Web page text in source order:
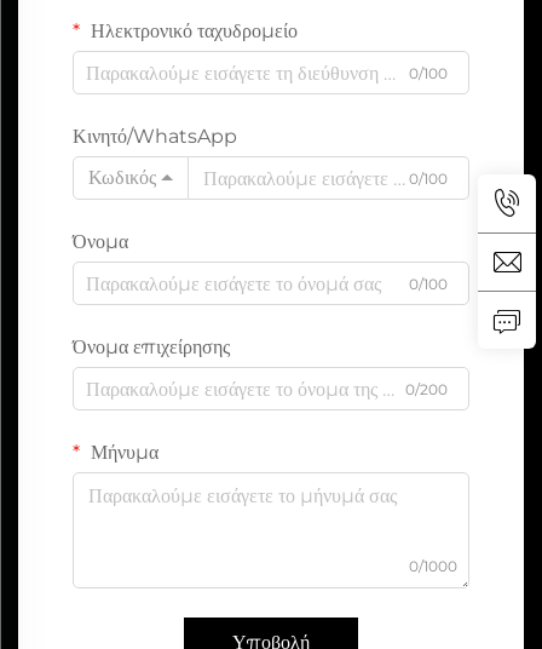
Ηλεκτρονικό ταχυδρομείο
0/100
Κινητό/WhatsApp
Κωδικός
0/100
Όνομα
0/100
Όνομα επιχείρησης
0/200
Μήνυμα
0/1000
Υποβολή